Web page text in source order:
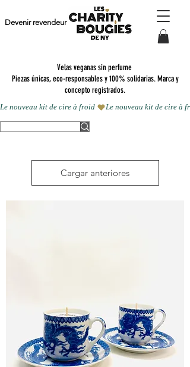
Velas veganas sin perfume
Piezas únicas, eco-responsables y 100% solidarias. Marca y
concepto registrados.
Devenir revendeur
Le nouveau kit de cire à froid
Cargar anteriores